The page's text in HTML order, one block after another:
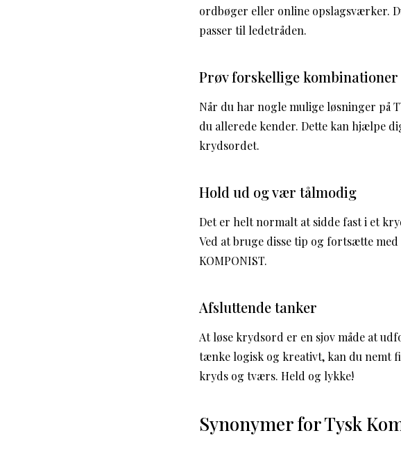
ordbøger eller online opslagsværker.
passer til ledetråden.
Prøv forskellige kombinationer
Når du har nogle mulige løsninger på
du allerede kender. Dette kan hjælpe
krydsordet.
Hold ud og vær tålmodig
Det er helt normalt at sidde fast i et
Ved at bruge disse tip og fortsætte
KOMPONIST.
Afsluttende tanker
At løse krydsord er en sjov måde at
tænke logisk og kreativt, kan du nemt
kryds og tværs. Held og lykke!
Synonymer for Tysk